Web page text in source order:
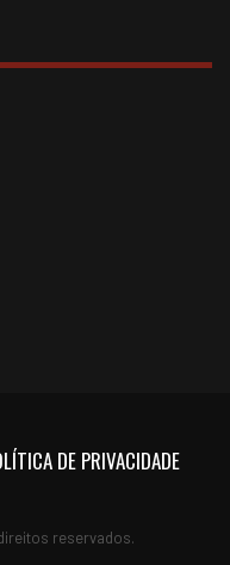
DE PRIVACIDADE
reservados.